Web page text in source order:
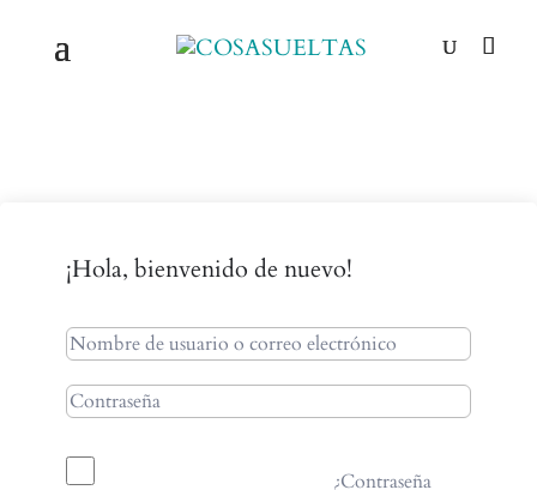
¡Hola, bienvenido de nuevo!
¿Contraseña